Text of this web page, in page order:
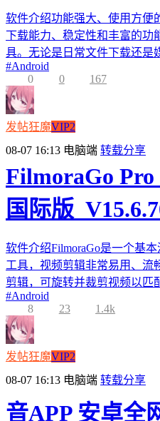
软件介绍功能强大、使用方便
下载能力、稳定性和丰富的功
具。无论是日常文件下载还是
#Android
0
0 167
发帖狂魔VIP2
08-07 16:13 电脑端 转载分享
FilmoraGo
国际版
软件介绍FilmoraGo是一个基
工具，视频剪辑非常易用、流
剪辑，可旋转并裁剪视频以匹
#Android
8
23 1.4k
发帖狂魔VIP2
08-07 16:13 电脑端 转载分享
音APP 安卓全